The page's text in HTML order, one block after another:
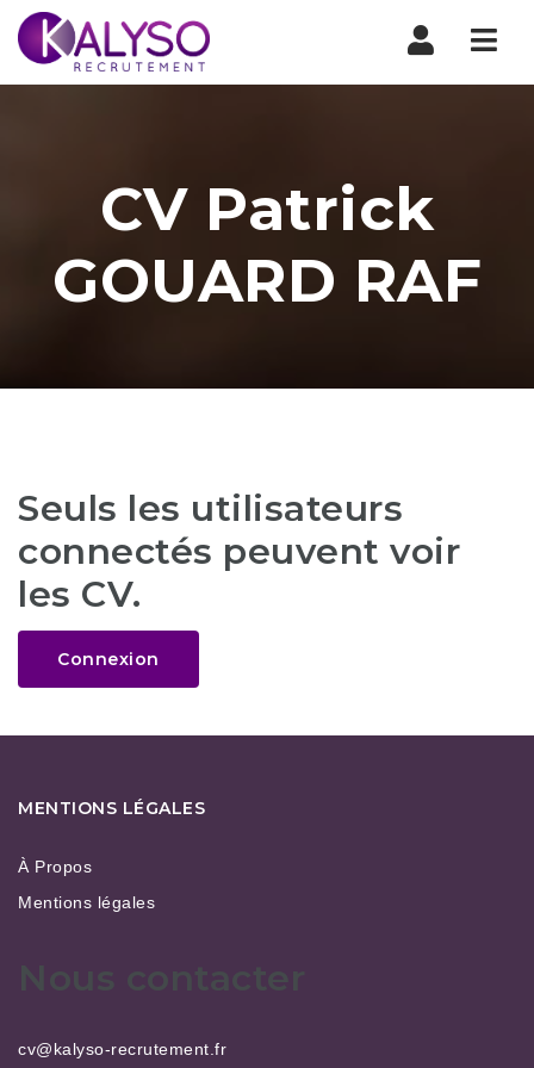
CV Patrick
GOUARD RAF
Seuls les utilisateurs
connectés peuvent voir
les CV.
Connexion
MENTIONS LÉGALES
À Propos
Mentions légales
Nous contacter
cv@kalyso-recrutement.fr